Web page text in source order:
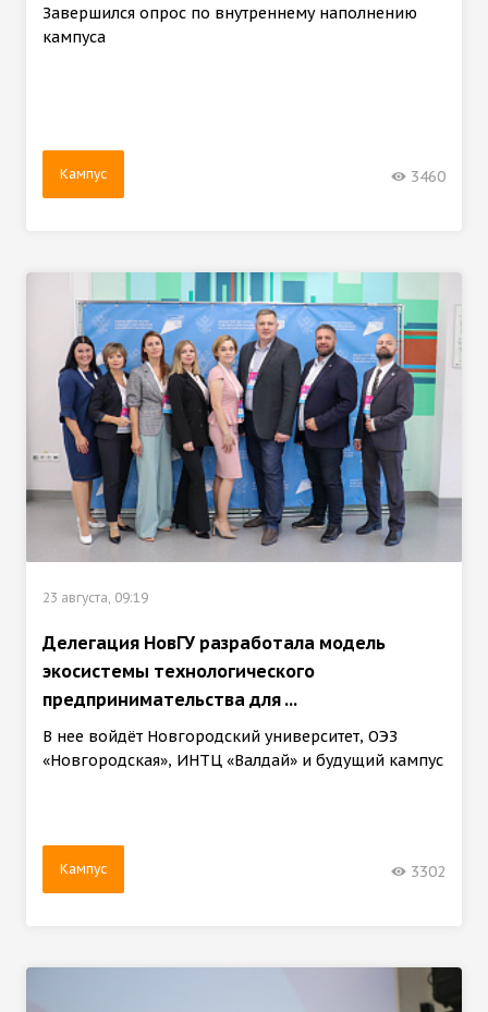
Завершился опрос по внутреннему наполнению
кампуса
Кампус 3460
23 августа, 09:19
Делегация НовГУ разработала модель
экосистемы технологического
предпринимательства для ...
В нее войдёт Новгородский университет, ОЭЗ
«Новгородская», ИНТЦ «Валдай» и будущий кампус
Кампус 3302